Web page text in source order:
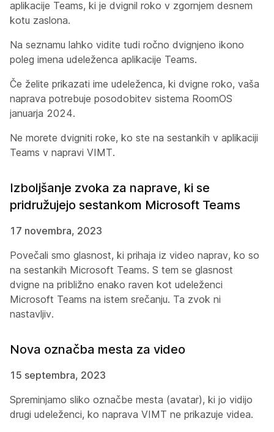
aplikacije Teams, ki je dvignil roko v zgornjem desnem
kotu zaslona.
Na seznamu lahko vidite tudi ročno dvignjeno ikono
poleg imena udeleženca aplikacije Teams.
Če želite prikazati ime udeleženca, ki dvigne roko, vaša
naprava potrebuje posodobitev sistema RoomOS
januarja 2024.
Ne morete dvigniti roke, ko ste na sestankih v aplikaciji
Teams v napravi VIMT.
Izboljšanje zvoka za naprave, ki se
pridružujejo sestankom Microsoft Teams
17 novembra, 2023
Povečali smo glasnost, ki prihaja iz video naprav, ko so
na sestankih Microsoft Teams. S tem se glasnost
dvigne na približno enako raven kot udeleženci
Microsoft Teams na istem srečanju. Ta zvok ni
nastavljiv.
Nova označba mesta za video
15 septembra, 2023
Spreminjamo sliko označbe mesta (avatar), ki jo vidijo
drugi udeleženci, ko naprava VIMT ne prikazuje videa.